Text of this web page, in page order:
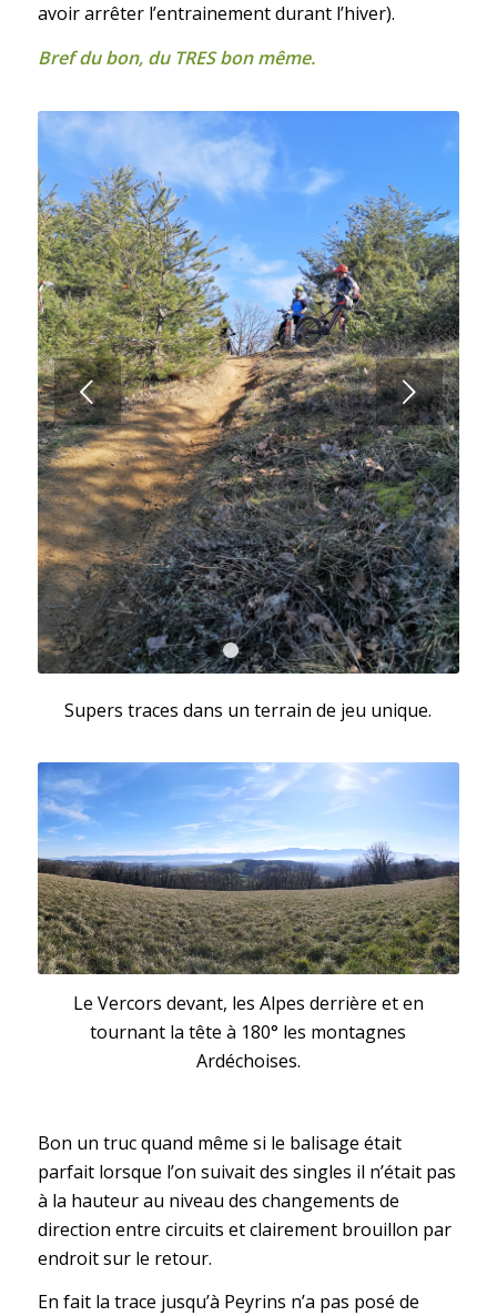
avoir arrêter l’entrainement durant l’hiver).
Bref du bon, du TRES bon même.
Suivant
1 2 3 4 5
Supers traces dans un terrain de jeu unique.
Le Vercors devant, les Alpes derrière et en
tournant la tête à 180° les montagnes
Ardéchoises.
Bon un truc quand même si le balisage était
parfait lorsque l’on suivait des singles il n’était pas
à la hauteur au niveau des changements de
direction entre circuits et clairement brouillon par
endroit sur le retour.
En fait la trace jusqu’à Peyrins n’a pas posé de